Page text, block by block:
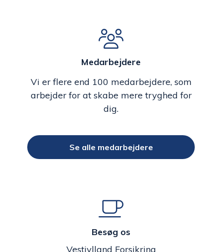
Medarbejdere
Vi er flere end 100 medarbejdere, som
arbejder for at skabe mere tryghed for
dig.
Se alle medarbejdere
Besøg os
Vestjylland Forsikring